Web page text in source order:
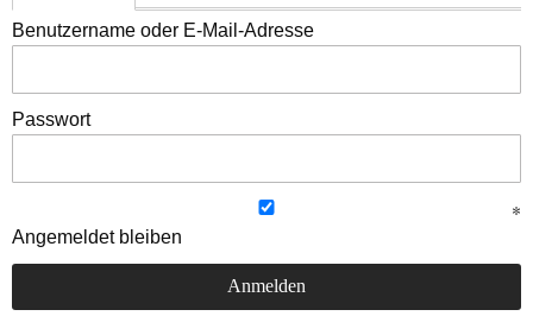
Benutzername oder E-Mail-Adresse
Passwort
Angemeldet bleiben